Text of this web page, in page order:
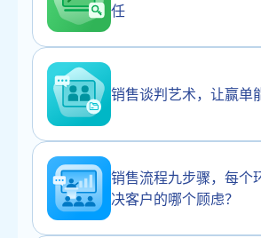
任
销售谈判艺术，让赢单
销售流程九步骤，每个
决客户的哪个顾虑？